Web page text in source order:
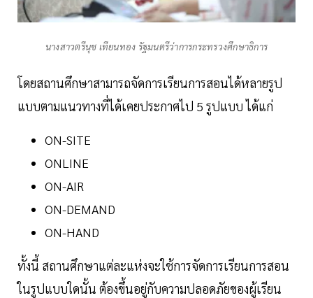
นางสาวตรีนุช เทียนทอง รัฐมนตรีว่าการกระทรวงศึกษาธิการ
โดยสถานศึกษาสามารถจัดการเรียนการสอนได้หลายรูป
แบบตามแนวทางที่ได้เคยประกาศไป 5 รูปแบบ ได้แก่
ON-SITE
ONLINE
ON-AIR
ON-DEMAND
ON-HAND
ทั้งนี้ สถานศึกษาแต่ละแห่งจะใช้การจัดการเรียนการสอน
ในรูปแบบใดนั้น ต้องขึ้นอยู่กับความปลอดภัยของผู้เรียน